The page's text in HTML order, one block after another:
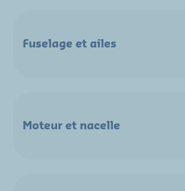
Fuselage et ailes
Moteur et nacelle